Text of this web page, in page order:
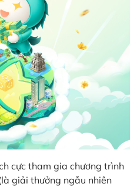
cực tham gia chương trình
giải thưởng ngẫu nhiên